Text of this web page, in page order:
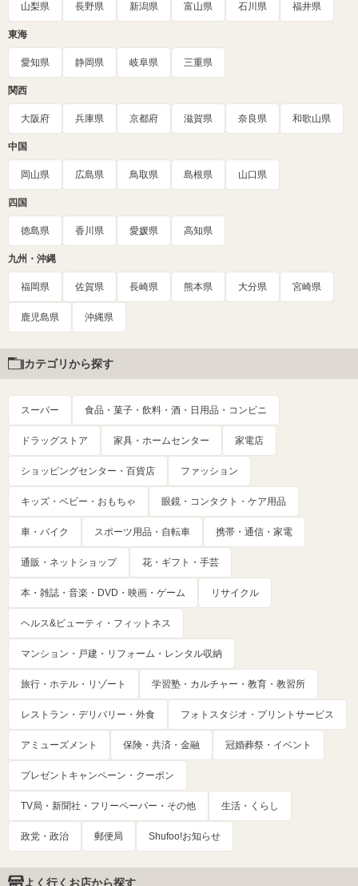
山梨県 長野県 新潟県 富山県 石川県 福井県
東海
愛知県 静岡県 岐阜県 三重県
関西
大阪府 兵庫県 京都府 滋賀県 奈良県 和歌山県
中国
岡山県 広島県 鳥取県 島根県 山口県
四国
徳島県 香川県 愛媛県 高知県
九州・沖縄
福岡県 佐賀県 長崎県 熊本県 大分県 宮崎県
鹿児島県 沖縄県
カテゴリから探す
スーパー 食品・菓子・飲料・酒・日用品・コンビニ
ドラッグストア 家具・ホームセンター 家電店
ショッピングセンター・百貨店 ファッション
キッズ・ベビー・おもちゃ 眼鏡・コンタクト・ケア用品
車・バイク スポーツ用品・自転車 携帯・通信・家電
通販・ネットショップ 花・ギフト・手芸
本・雑誌・音楽・DVD・映画・ゲーム リサイクル
ヘルス&ビューティ・フィットネス
マンション・戸建・リフォーム・レンタル収納
旅行・ホテル・リゾート 学習塾・カルチャー・教育・教習所
レストラン・デリバリー・外食 フォトスタジオ・プリントサービス
アミューズメント 保険・共済・金融 冠婚葬祭・イベント
プレゼントキャンペーン・クーポン
TV局・新聞社・フリーペーパー・その他 生活・くらし
政党・政治 郵便局 Shufoo!お知らせ
よく行くお店から探す